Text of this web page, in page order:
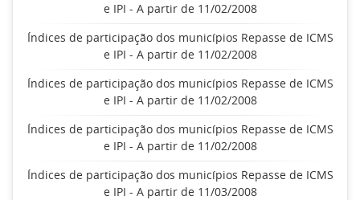
e IPI - A partir de 11/02/2008
Índices de participação dos municípios Repasse de ICMS
e IPI - A partir de 11/02/2008
Índices de participação dos municípios Repasse de ICMS
e IPI - A partir de 11/02/2008
Índices de participação dos municípios Repasse de ICMS
e IPI - A partir de 11/02/2008
Índices de participação dos municípios Repasse de ICMS
e IPI - A partir de 11/03/2008